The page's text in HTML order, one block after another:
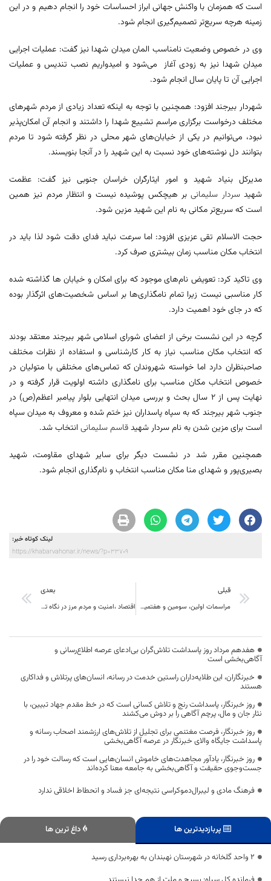
است که همزمان با واکنش جهانی ابراز احساسات خود را انجام دهیم و در این
زمینه هرچه سریع‌تر تصمیم‌گیری انجام شود.
وی در خصوص وضعیت نامناسب المان میدان شهدا نیز گفت: عملیات اجرایی
میدان شهدا نیز به زودی آغاز می‌شود و امیدواریم نصب تندیس و عملیات
اجرایی آن تا پایان سال انجام شود.
شهردار بیرجند افزود: همچنین با توجه به اینکه تعداد زیادی از مردم شهرهای
مختلف درخواست برگزاری مراسم تشییع شهدا را داشتند و انجام آن امکان‌پذیر
نبود، می‌توانیم در یکی از خیابان‌های شهر محلی در نظر گرفته شود تا مردم
بتوانند دل نوشته‌های خود نسبت به این شهید را در آنجا بنویسند.
مدیرکل بنیاد شهید و امور ایثارگران خراسان جنوبی نیز گفت: عظمت
شهیدسردار سلیمانیبر هیچکس پوشیده نیست و انتظار مردم نیز همین
است که سریع‌تر مکانی به نام این شهید مزین شود.
حجت الاسلام تقی عزیزی افزود: اما سرعت نباید فدای دقت شود لذا باید در
انتخاب مکان مناسب زمان بیشتری صرف کرد.
وی تاکید کرد: تعویض نام‌های موجود که برای امکان و خیابان ها گذاشته شده
کار مناسبی نیست زیرا تمام نامگذاری‌ها بر اساس شخصیت‌های اثرگذار بوده
که در جای خود اهمیت دارد.
گرچه در این نشست برخی از اعضای شورای اسلامی شهر بیرجند معتقد بودند
که انتخاب مکان مناسب نیاز به کار کارشناسی و استفاده از نظرات مختلف
صاحبنظران دارد اما خواسته شهروندان که تماس‌های مختلفی با متولیان در
خصوص انتخاب مکان مناسب برای نامگذاری داشته اولویت قرار گرفته و در
نهایت پس از ۲ سال بحث و بررسی میدان انتهایی بلوار پیامبر اعظم(ص) در
جنوب شهر بیرجند که به سپاه پاسداران نیز ختم شده و معروف به میدان سپاه
است برای مزین شدن به نام سردار شهیدقاسم سلیمانی انتخاب شد.
همچنین مقرر شد در نشست دیگر برای سایر شهدای مقاومت، شهید
بصیری‌پور و شهدای منا مکان مناسب انتخاب و نام‌گذاری انجام شود.
لینک کوتاه خبر:
https://khabarvahonar.ir/news/?p=33709
قبلی
مراسمات اولین، سومين و هفتمین روز پس از تشییع و تدفین شهید والامقام سپهبد حاج قاسم سلیمانی در بیرجند
بعدی
اقتصاد ،امنیت و مردم مرز در نگاه تیزبین معتمدیان استاندار جهادی و توسعه گرا خراسان جنوبی
هفدهم مرداد روز پاسداشت تلاش‌گران بی‌ادعای عرصه اطلاع‌رسانی و
آگاهی‌بخشی است
خبرنگاران، این طلایه‌داران راستین خدمت در رسانه، انسان‌های پرتلاش و فداکاری
هستند
روز خبرنگار، پاسداشت رنج و تلاش کسانی است که در خط مقدم جهاد تبیین، با
نثار جان و مال، پرچم آگاهی را بر دوش می‌کشند
روز خبرنگار، فرصت مغتنمی برای تجلیل از تلاش‌های ارزشمند اصحاب رسانه و
پاسداشت جایگاه والای خبرنگار در عرصه آگاهی‌بخشی
روز خبرنگار، یادآور مجاهدت‌های خاموش انسان‌هایی است که رسالت خود را در
جست‌وجوی حقیقت و آگاهی‌بخشی به جامعه معنا کرده‌اند
فرهنگ مادی و لیبرال‌دموکراسی نتیجه‌ای جز فساد و انحطاط اخلاقی ندارد
پربازدیدترین ها داغ ترین ها
۲ واحد گلخانه در شهرستان نهبندان به بهره‌برداری رسید